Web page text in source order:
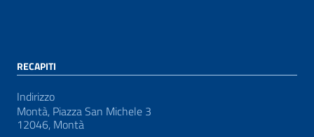
RECAPITI
Indirizzo
Montà, Piazza San Michele 3
12046, Montà